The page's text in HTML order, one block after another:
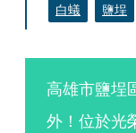
白蟻 鹽埕
高雄市鹽埕
外！位於光